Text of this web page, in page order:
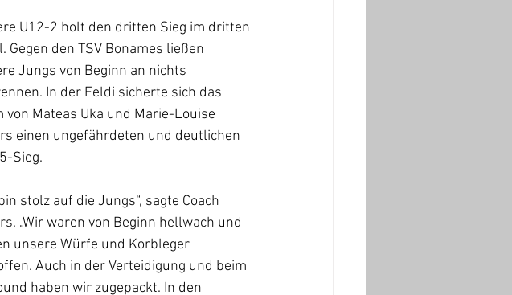
U12-2 holt den dritten Sieg im dritten
Gegen den TSV Bonames ließen
Jungs von Beginn an nichts
In der Feldi sicherte sich das
von Mateas Uka und Marie-Louise
einen ungefährdeten und deutlichen
Sieg.
stolz auf die Jungs“, sagte Coach
„Wir waren von Beginn hellwach und
unsere Würfe und Korbleger
Auch in der Verteidigung und beim
haben wir zugepackt. In den